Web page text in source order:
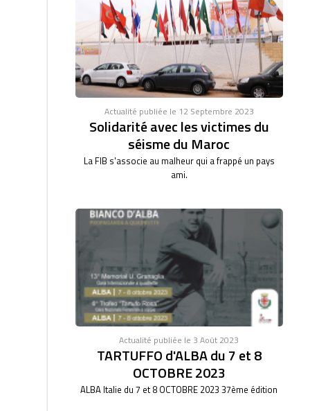
Actualité publiée le 12 Septembre 2023
Solidarité avec les victimes du
séisme du Maroc
La FIB s'associe au malheur qui a frappé un pays
ami.
Actualité publiée le 3 Août 2023
TARTUFFO d'ALBA du 7 et 8
OCTOBRE 2023
ALBA Italie du 7 et 8 OCTOBRE 2023 37ème édition